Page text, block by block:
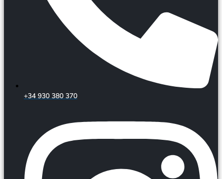
+34 930 380 370